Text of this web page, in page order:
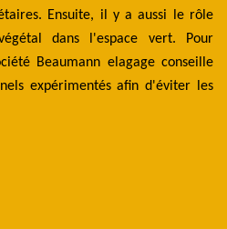
Ensuite, il y a aussi le rôle
dans l'espace vert. Pour
Beaumann elagage conseille
expérimentés afin d'éviter les